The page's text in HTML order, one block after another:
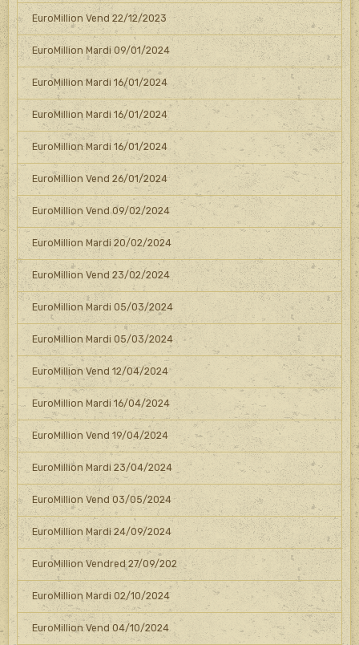
EuroMillion Vend 22/12/2023
EuroMillion Mardi 09/01/2024
EuroMillion Mardi 16/01/2024
EuroMillion Mardi 16/01/2024
EuroMillion Mardi 16/01/2024
EuroMillion Vend 26/01/2024
EuroMillion Vend 09/02/2024
EuroMillion Mardi 20/02/2024
EuroMillion Vend 23/02/2024
EuroMillion Mardi 05/03/2024
EuroMillion Mardi 05/03/2024
EuroMillion Vend 12/04/2024
EuroMillion Mardi 16/04/2024
EuroMillion Vend 19/04/2024
EuroMillion Mardi 23/04/2024
EuroMillion Vend 03/05/2024
EuroMillion Mardi 24/09/2024
EuroMillion Vendred 27/09/202
EuroMillion Mardi 02/10/2024
EuroMillion Vend 04/10/2024